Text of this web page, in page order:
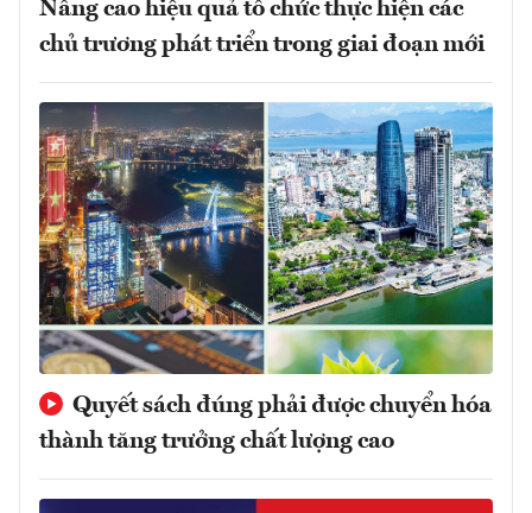
Nâng cao hiệu quả tổ chức thực hiện các
chủ trương phát triển trong giai đoạn mới
Quyết sách đúng phải được chuyển hóa
thành tăng trưởng chất lượng cao